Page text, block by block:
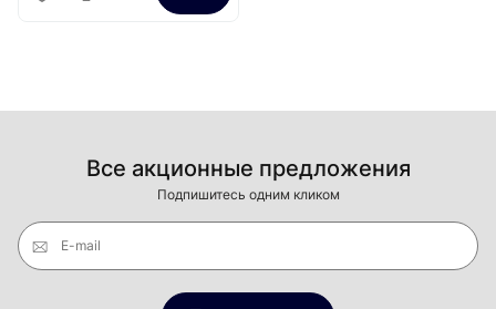
Все акционные предложения
Подпишитесь одним кликом
E-mail